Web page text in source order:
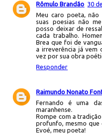
Rômulo Brandão 30
Meu caro poeta, não
suas poesias não
posso deixar de
cada trabalho.
Brea que foi de
a irreverência já vem
vez por sua obra
Responder
Raimundo Nonato
Fernando é uma
maranhense.
Rompe com a
profunfo, mesmo que
Evoé, meu poeta!